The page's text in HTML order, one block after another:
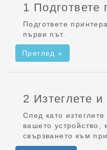
1 Подгответе
Подгответе
първи път.
Преглед »
2 Изтеглете
След като
вашето устройство,
свързването към